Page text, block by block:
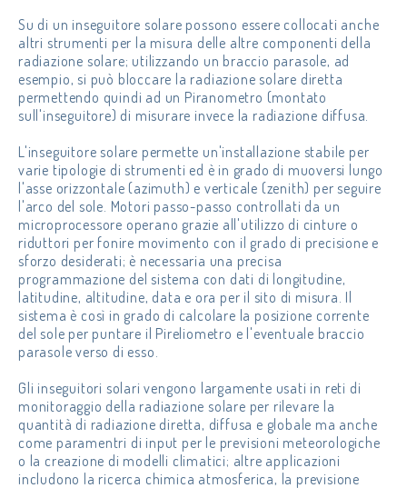
Su di un inseguitore solare possono essere collocati anche
altri strumenti per la misura delle altre componenti della
radiazione solare; utilizzando un braccio parasole, ad
esempio, si può bloccare la radiazione solare diretta
permettendo quindi ad un Piranometro (montato
sull'inseguitore) di misurare invece la radiazione diffusa.
L'inseguitore solare permette un'installazione stabile per
varie tipologie di strumenti ed è in grado di muoversi lungo
l'asse orizzontale (azimuth) e verticale (zenith) per seguire
l'arco del sole. Motori passo-passo controllati da un
microprocessore operano grazie all'utilizzo di cinture o
riduttori per fonire movimento con il grado di precisione e
sforzo desiderati; è necessaria una precisa
programmazione del sistema con dati di longitudine,
latitudine, altitudine, data e ora per il sito di misura. Il
sistema è così in grado di calcolare la posizione corrente
del sole per puntare il Pireliometro e l'eventuale braccio
parasole verso di esso.
Gli inseguitori solari vengono largamente usati in reti di
monitoraggio della radiazione solare per rilevare la
quantità di radiazione diretta, diffusa e globale ma anche
come paramentri di input per le previsioni meteorologiche
o la creazione di modelli climatici; altre applicazioni
includono la ricerca chimica atmosferica, la previsione